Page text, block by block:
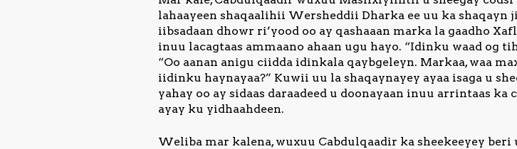
lahaayeen shaqaalihii Wersheddii Dharka ee uu ka shaqayn
iibsadaan dhowr ri’yood oo ay qashaaan marka la gaadho
inuu lacagtaas ammaano ahaan ugu hayo. “Idinku waad og
“Oo aanan anigu ciidda idinkala qaybgeleyn. Markaa, waa
iidinku haynayaa?” Kuwii uu la shaqaynayey ayaa isaga u
yahay oo ay sidaas daraadeed u doonayaan inuu arrintaas
ayay ku yidhaahdeen.
Weliba mar kalena, wuxuu Cabdulqaadir ka sheekeeyey beri